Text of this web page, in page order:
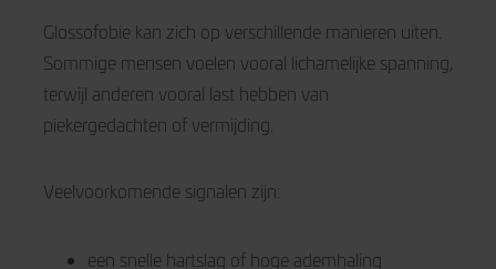
Glossofobie kan zich op verschillende manieren uiten.
Sommige mensen voelen vooral lichamelijke spanning,
terwijl anderen vooral last hebben van
piekergedachten of vermijding.
Veelvoorkomende signalen zijn:
een snelle hartslag of hoge ademhaling